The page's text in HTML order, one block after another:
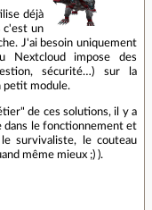
déjà
c'est un
J'ai besoin uniquement
impose des
sécurité…) sur la
petit module.
de ces solutions, il y a
dans le fonctionnement et
survivaliste, le couteau
même mieux ;) ).